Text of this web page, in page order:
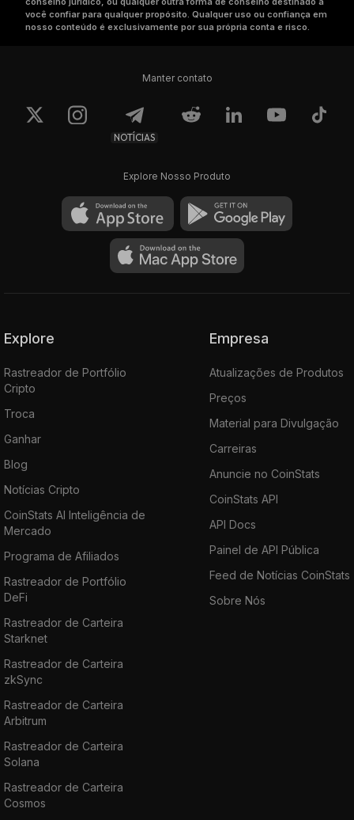
você confiar para qualquer propósito. Qualquer uso ou confiança em
nosso conteúdo é exclusivamente por sua própria conta e risco.
Manter contato
NOTÍCIAS
Explore Nosso Produto
Explore
Rastreador de Portfólio
Cripto
Troca
Ganhar
Blog
Notícias Cripto
CoinStats AI Inteligência de
Mercado
Programa de Afiliados
Rastreador de Portfólio
DeFi
Rastreador de Carteira
Starknet
Rastreador de Carteira
zkSync
Rastreador de Carteira
Arbitrum
Rastreador de Carteira
Solana
Rastreador de Carteira
Cosmos
Empresa
Atualizações de Produtos
Preços
Material para Divulgação
Carreiras
Anuncie no CoinStats
CoinStats API
API Docs
Painel de API Pública
Feed de Notícias CoinStats
Sobre Nós